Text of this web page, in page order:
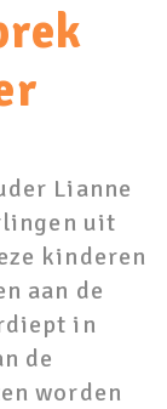
Lianne
uit
kinderen
aan de
in
de
worden